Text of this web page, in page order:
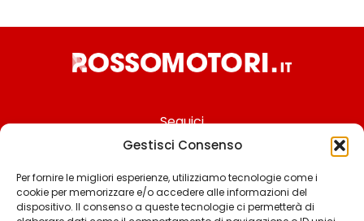
Gestisci Consenso
Per fornire le migliori esperienze, utilizziamo tecnologie come i
cookie per memorizzare e/o accedere alle informazioni del
dispositivo. Il consenso a queste tecnologie ci permetterà di
Seguici
Chi siamo